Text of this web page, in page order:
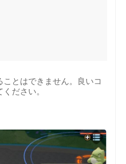
とはできません。良いコ
ださい。